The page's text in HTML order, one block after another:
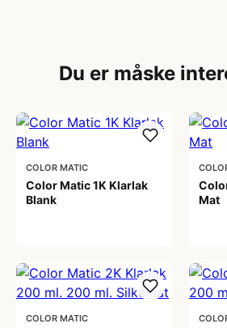
Du er måske
COLOR MATIC
Color Matic 1K Klarlak
Blank
Mat
COLOR MATIC